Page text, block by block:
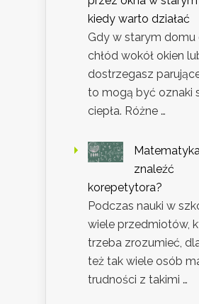
kiedy warto działać
Gdy w starym domu
chłód wokół okien
dostrzegasz
to mogą być oznaki
ciepła. Różne …
znaleźć
korepetytora?
Podczas nauki w
wiele przedmiotów,
trzeba zrozumieć,
też tak wiele osób
trudności z takimi …